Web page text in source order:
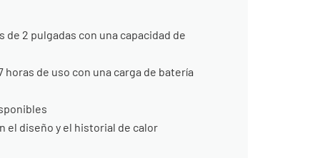
2 pulgadas con una capacidad de
de uso con una carga de batería
el diseño y el historial de calor